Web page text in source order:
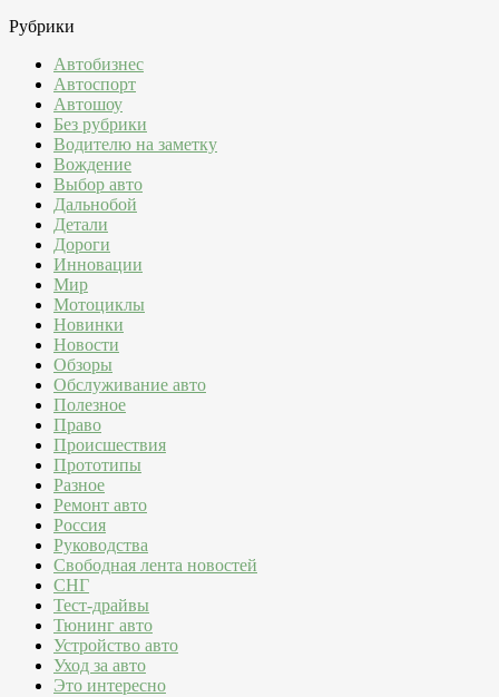
Рубрики
Автобизнес
Автоспорт
Автошоу
Без рубрики
Водителю на заметку
Вождение
Выбор авто
Дальнобой
Детали
Дороги
Инновации
Мир
Мотоциклы
Новинки
Новости
Обзоры
Обслуживание авто
Полезное
Право
Происшествия
Прототипы
Разное
Ремонт авто
Россия
Руководства
Свободная лента новостей
СНГ
Тест-драйвы
Тюнинг авто
Устройство авто
Уход за авто
Это интересно